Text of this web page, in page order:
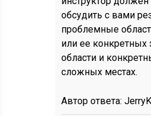
обсудить с вами
проблемные
или ее конкретных
области и
сложных местах.
Автор ответа: